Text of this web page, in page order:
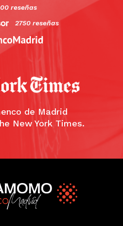
reseñas
2750 reseñas
de Madrid
New York Times.